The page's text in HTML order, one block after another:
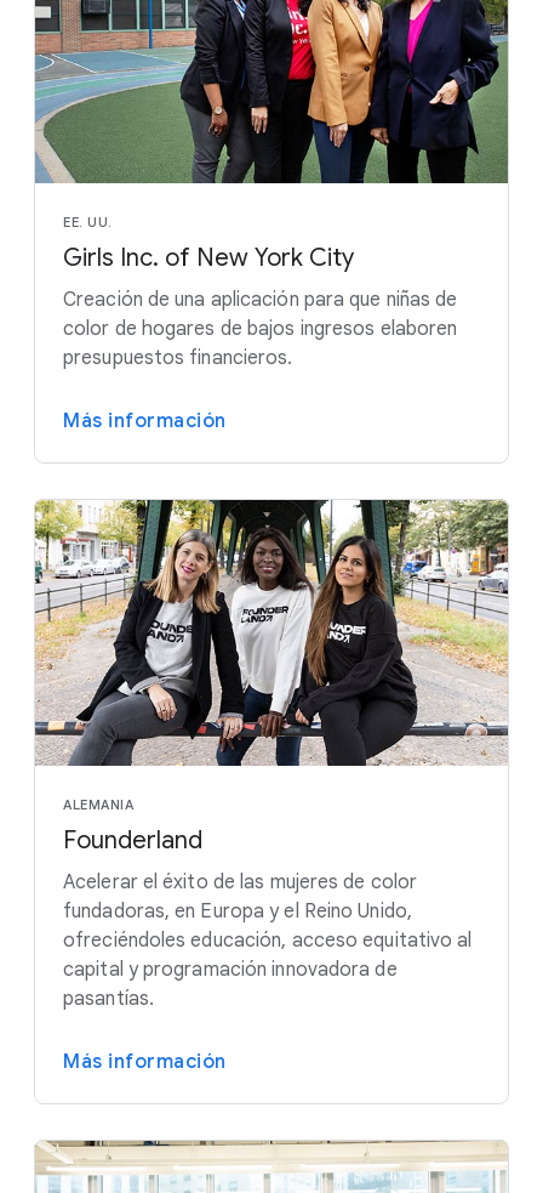
EE. UU.
Girls Inc. of New York City
Creación de una aplicación para que niñas de
color de hogares de bajos ingresos elaboren
presupuestos financieros.
Más información
ALEMANIA
Founderland
Acelerar el éxito de las mujeres de color
fundadoras, en Europa y el Reino Unido,
ofreciéndoles educación, acceso equitativo al
capital y programación innovadora de
pasantías.
Más información